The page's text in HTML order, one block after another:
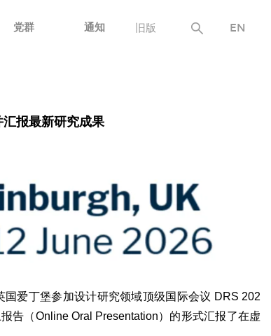
党群 通知 旧版 EN
报最新研究成果
爱丁堡参加设计研究领域顶级国际会议 DRS 202
告（Online Oral Presentation）的形式汇报了在虚